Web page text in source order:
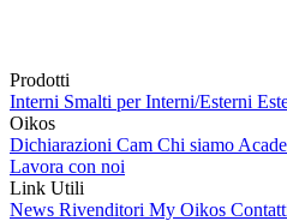
Prodotti
Interni Smalti per Interni/Esterni
Oikos
Dichiarazioni Cam Chi siamo
Lavora con noi
Link Utili
News Rivenditori My Oikos